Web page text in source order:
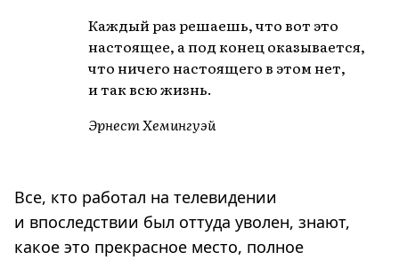
Каждый раз решаешь, что вот это
настоящее, а под конец оказывается,
что ничего настоящего в этом нет,
и так всю жизнь.
Эрнест Хемингуэй
Все, кто работал на телевидении
и впоследствии был оттуда уволен, знают,
какое это прекрасное место, полное